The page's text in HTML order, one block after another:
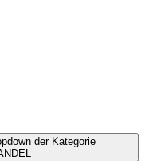
der Kategorie